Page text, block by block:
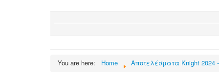
You are here: Home Αποτελέσματα Knight 2024